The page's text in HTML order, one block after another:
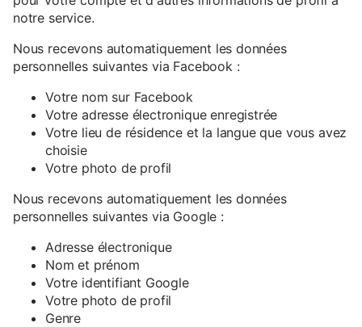
notre service.
Nous recevons automatiquement les données
personnelles suivantes via Facebook :
Votre nom sur Facebook
Votre adresse électronique enregistrée
Votre lieu de résidence et la langue que vous avez
choisie
Votre photo de profil
Nous recevons automatiquement les données
personnelles suivantes via Google :
Adresse électronique
Nom et prénom
Votre identifiant Google
Votre photo de profil
Genre